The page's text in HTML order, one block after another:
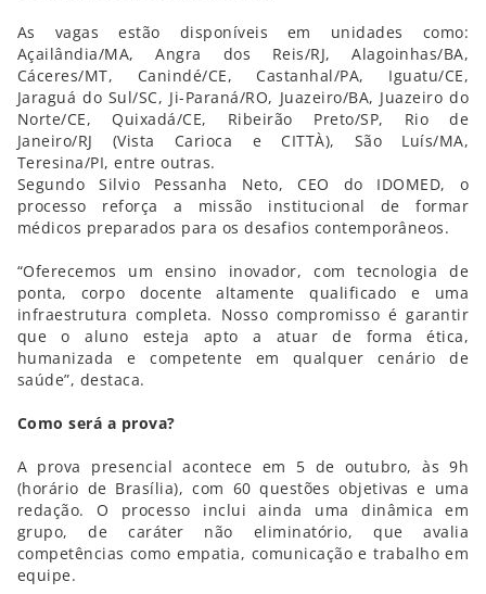
As vagas estão disponíveis em unidades como:
Açailândia/MA, Angra dos Reis/RJ, Alagoinhas/BA,
Cáceres/MT, Canindé/CE, Castanhal/PA, Iguatu/CE,
Jaraguá do Sul/SC, Ji-Paraná/RO, Juazeiro/BA, Juazeiro do
Norte/CE, Quixadá/CE, Ribeirão Preto/SP, Rio de
Janeiro/RJ (Vista Carioca e CITTÀ), São Luís/MA,
Teresina/PI, entre outras.
Segundo Silvio Pessanha Neto, CEO do IDOMED, o
processo reforça a missão institucional de formar
médicos preparados para os desafios contemporâneos.
“Oferecemos um ensino inovador, com tecnologia de
ponta, corpo docente altamente qualificado e uma
infraestrutura completa. Nosso compromisso é garantir
que o aluno esteja apto a atuar de forma ética,
humanizada e competente em qualquer cenário de
saúde”, destaca.
Como será a prova?
A prova presencial acontece em 5 de outubro, às 9h
(horário de Brasília), com 60 questões objetivas e uma
redação. O processo inclui ainda uma dinâmica em
grupo, de caráter não eliminatório, que avalia
competências como empatia, comunicação e trabalho em
equipe.